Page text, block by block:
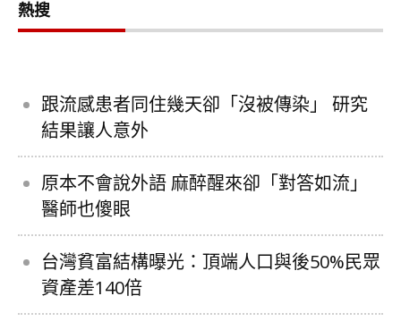
熱搜
跟流感患者同住幾天卻「沒被傳染」 研究
結果讓人意外
原本不會說外語 麻醉醒來卻「對答如流」
醫師也傻眼
台灣貧富結構曝光：頂端人口與後50%民眾
資產差140倍